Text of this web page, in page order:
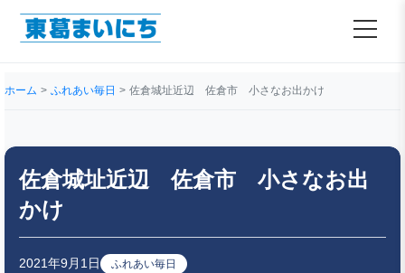
ホーム ふれあい毎日 佐倉城址近辺 佐倉市 小さなお出かけ
佐倉城址近辺 佐倉市 小さなお出
かけ
2021年9月1日 ふれあい毎日